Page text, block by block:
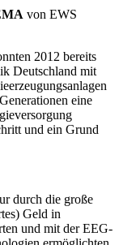
von EWS
2012 bereits
Deutschland mit
eine
und ein Grund
durch die große
Geld in
und mit der EEG-